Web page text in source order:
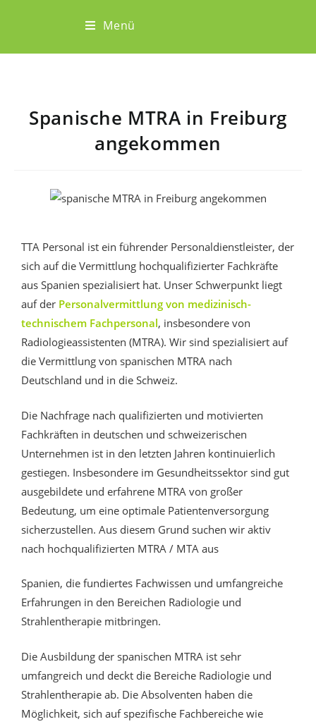
Menü
Spanische MTRA in Freiburg
angekommen
TTA Personal ist ein führender Personaldienstleister, der
sich auf die Vermittlung hochqualifizierter Fachkräfte
aus Spanien spezialisiert hat. Unser Schwerpunkt liegt
auf der Personalvermittlung von medizinisch-
technischem Fachpersonal, insbesondere von
Radiologieassistenten (MTRA). Wir sind spezialisiert auf
die Vermittlung von spanischen MTRA nach
Deutschland und in die Schweiz.
Die Nachfrage nach qualifizierten und motivierten
Fachkräften in deutschen und schweizerischen
Unternehmen ist in den letzten Jahren kontinuierlich
gestiegen. Insbesondere im Gesundheitssektor sind gut
ausgebildete und erfahrene MTRA von großer
Bedeutung, um eine optimale Patientenversorgung
sicherzustellen. Aus diesem Grund suchen wir aktiv
nach hochqualifizierten MTRA / MTA aus
Spanien, die fundiertes Fachwissen und umfangreiche
Erfahrungen in den Bereichen Radiologie und
Strahlentherapie mitbringen.
Die Ausbildung der spanischen MTRA ist sehr
umfangreich und deckt die Bereiche Radiologie und
Strahlentherapie ab. Die Absolventen haben die
Möglichkeit, sich auf spezifische Fachbereiche wie